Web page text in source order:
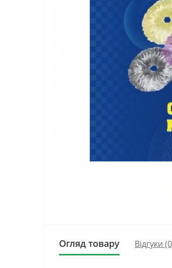
Огляд товару Відгуки